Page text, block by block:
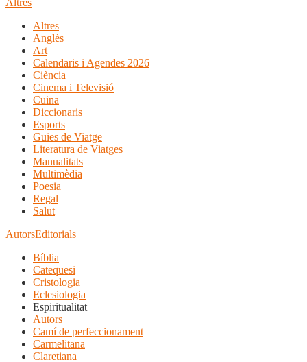
Altres
Altres
Anglès
Art
Calendaris i Agendes 2026
Ciència
Cinema i Televisió
Cuina
Diccionaris
Esports
Guies de Viatge
Literatura de Viatges
Manualitats
Multimèdia
Poesia
Regal
Salut
AutorsEditorials
Bíblia
Catequesi
Cristologia
Eclesiologia
Espiritualitat
Autors
Camí de perfeccionament
Carmelitana
Claretiana